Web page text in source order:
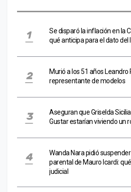
Se disparó la inflación en la
qué anticipa para el dato del
Murió a los 51 años Leandro
representante de modelos
Aseguran que Griselda
Gustar estarían viviendo un
Wanda Nara pidió
parental de Mauro Icardi:
judicial